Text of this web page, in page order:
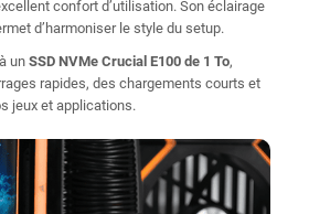
confort d’utilisation. Son éclairage
d’harmoniser le style du setup.
un SSD NVMe Crucial E100 de 1 To,
rapides, des chargements courts et
jeux et applications.